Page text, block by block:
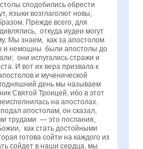
сподобились обрести
языки возглаголют новы,
Прежде всего, для
откуда иудеи могут
Мы знаем, как за апостолом
и немощны были апостолы до
они испугались стражи и
И вот их вера призвала к
и мученической
день мы называем
Святой Троицей, ибо в этот
на апостолах.
апостолам, он сказал,
трудами — это послания,
как стать достойными
готова сойти на каждого из
сойдет в наши сердца, мы